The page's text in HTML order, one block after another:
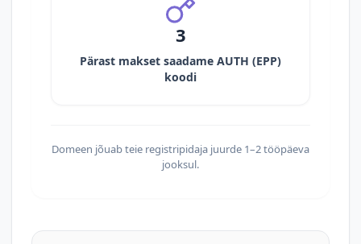
3
Pärast makset saadame AUTH (EPP)
koodi
Domeen jõuab teie registripidaja juurde 1–2 tööpäeva
jooksul.